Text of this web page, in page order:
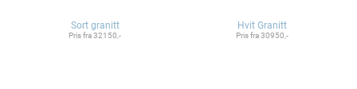
Sort granitt
Pris fra 32150,-
Hvit Granitt
Pris fra 30950,-